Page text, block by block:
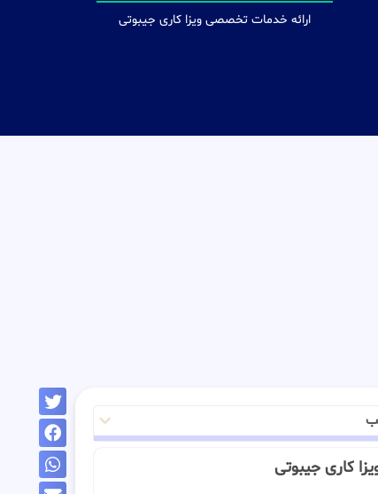
ارائه خدمات تخصصی ویزا کاری جیبوتی
ویزا کاری جیبوتی